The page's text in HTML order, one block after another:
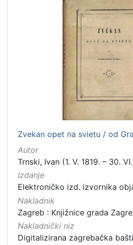
Zvekan opet na svietu / od
Autor
Trnski, Ivan (1. V. 1819. – 30.
Izdanje
Elektroničko izd. izvornika
Nakladnik
Zagreb : Knjižnice grada
Nakladnički niz
Digitalizirana zagrebačka